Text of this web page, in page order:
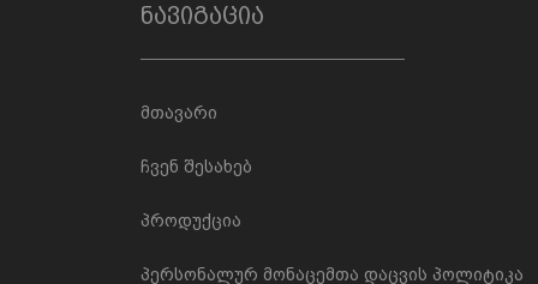
ნავიგაცია
მთავარი
ჩვენ შესახებ
პროდუქცია
პერსონალურ მონაცემთა დაცვის პოლიტიკა